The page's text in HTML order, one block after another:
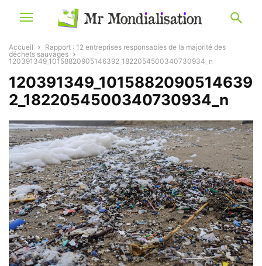
Accueil
Rapport : 12 entreprises responsables de la majorité des
déchets sauvages
120391349_10158820905146392_1822054500340730934_n
120391349_1015882090514639
2_1822054500340730934_n